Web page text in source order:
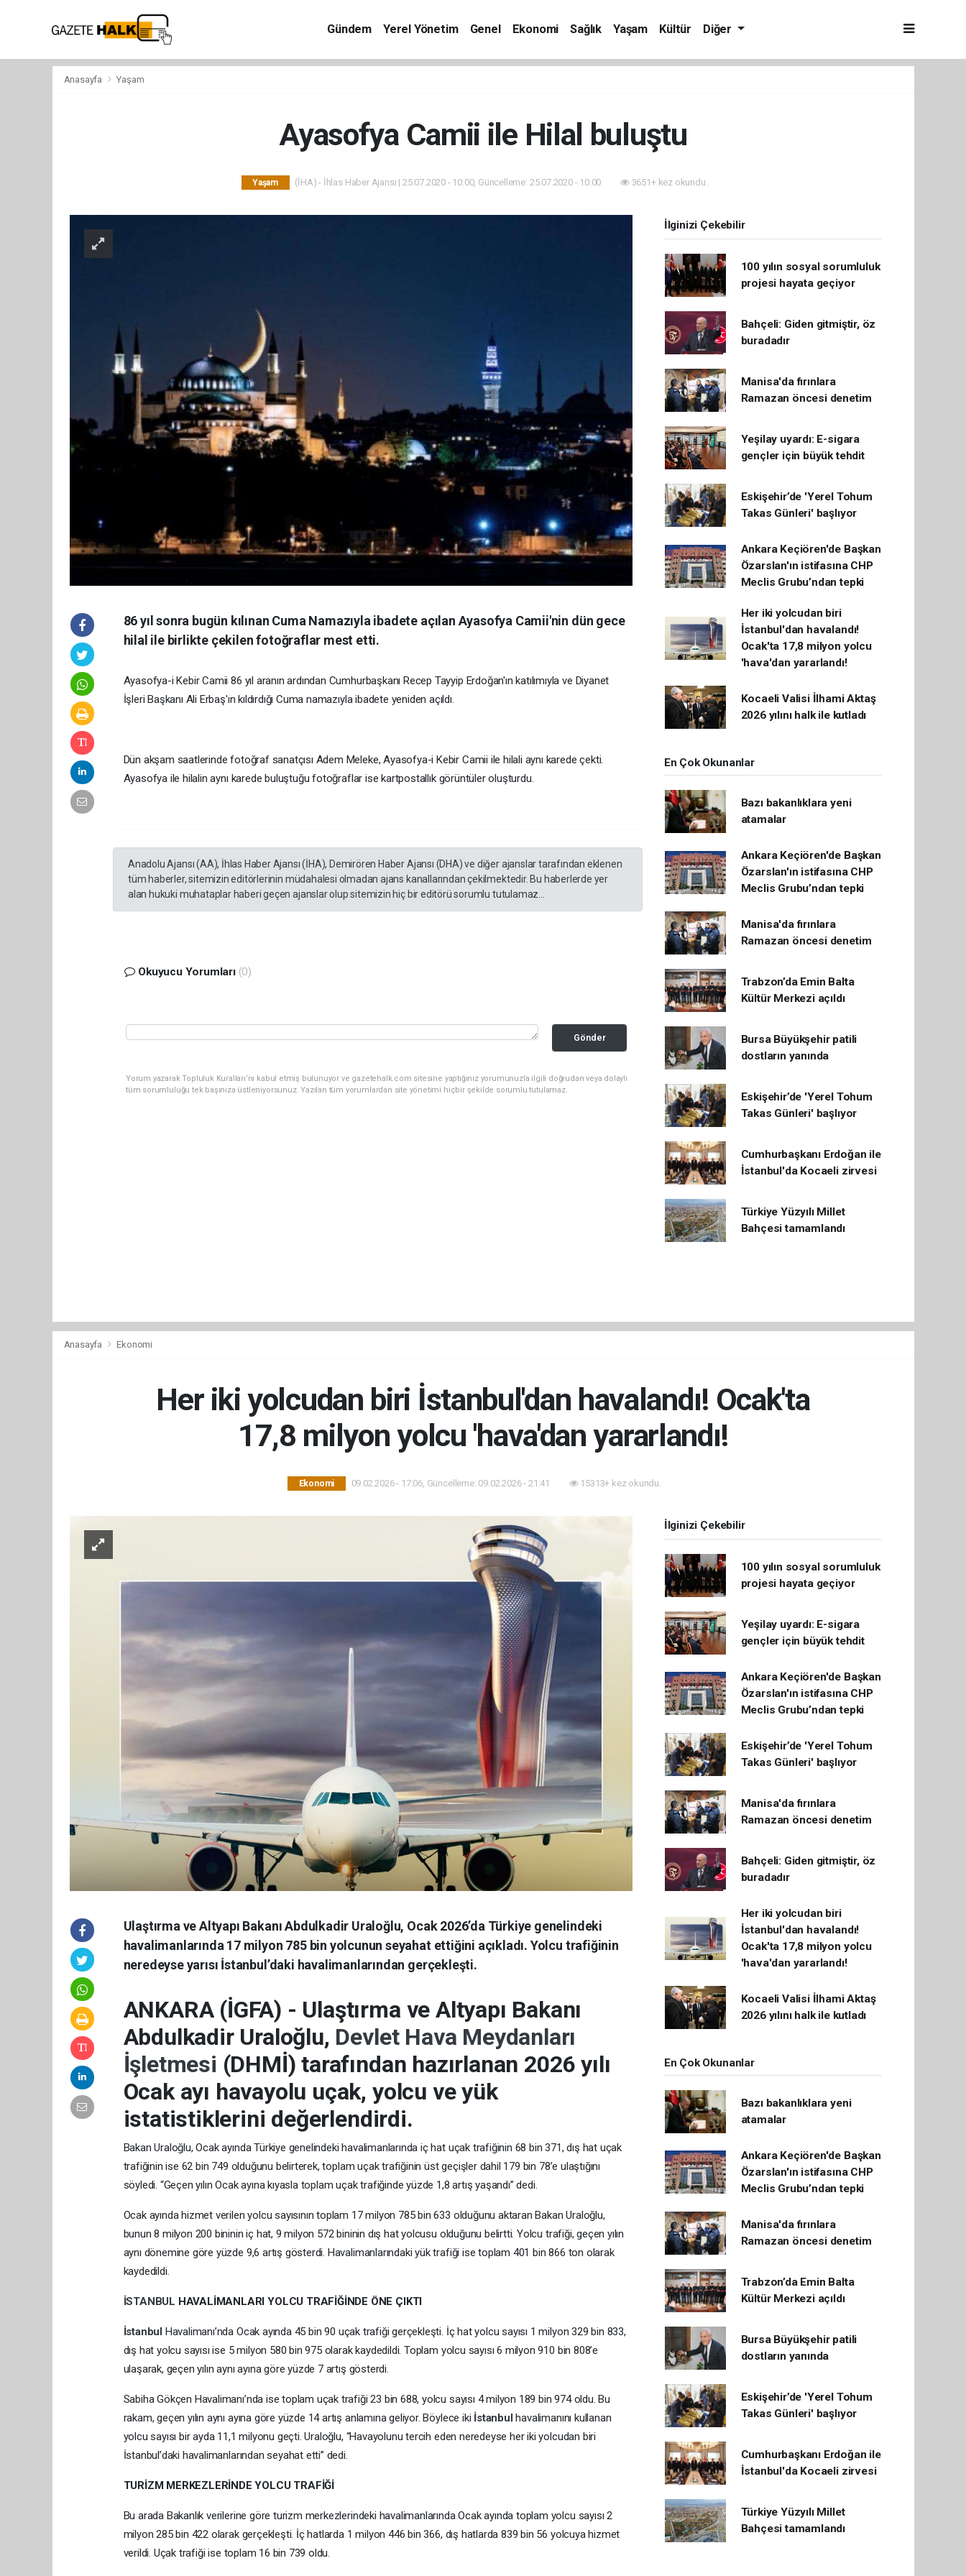
Gündem Yerel Yönetim Genel Ekonomi Sağlık Yaşam Kültür Diğer
Anasayfa Yaşam
Ayasofya Camii ile Hilal buluştu
Yaşam (İHA) - İhlas Haber Ajansı | 25.07.2020 - 10:00, Güncelleme: 25.07.2020 - 10:00 3651+ kez okundu.
86 yıl sonra bugün kılınan Cuma Namazıyla ibadete açılan Ayasofya Camii'nin dün gece
hilal ile birlikte çekilen fotoğraflar mest etti.
Ayasofya-i Kebir Camii 86 yıl aranın ardından Cumhurbaşkanı Recep Tayyip Erdoğan'ın katılımıyla ve Diyanet
İşleri Başkanı Ali Erbaş'ın kıldırdığı Cuma namazıyla ibadete yeniden açıldı.
Dün akşam saatlerinde fotoğraf sanatçısı Adem Meleke, Ayasofya-i Kebir Camii ile hilali aynı karede çekti.
Ayasofya ile hilalin aynı karede buluştuğu fotoğraflar ise kartpostallık görüntüler oluşturdu.
Anadolu Ajansı (AA), İhlas Haber Ajansı (İHA), Demirören Haber Ajansı (DHA) ve diğer ajanslar tarafından eklenen
tüm haberler, sitemizin editörlerinin müdahalesi olmadan ajans kanallarından çekilmektedir. Bu haberlerde yer
alan hukuki muhataplar haberi geçen ajanslar olup sitemizin hiç bir editörü sorumlu tutulamaz...
Okuyucu Yorumları (0)
Gönder
Yorum yazarak Topluluk Kuralları’nı kabul etmiş bulunuyor ve gazetehalk.com sitesine yaptığınız yorumunuzla ilgili doğrudan veya dolaylı
tüm sorumluluğu tek başınıza üstleniyorsunuz. Yazılan tüm yorumlardan site yönetimi hiçbir şekilde sorumlu tutulamaz.
İlginizi Çekebilir
100 yılın sosyal sorumluluk
projesi hayata geçiyor
Bahçeli: Giden gitmiştir, öz
buradadır
Manisa'da fırınlara
Ramazan öncesi denetim
Yeşilay uyardı: E-sigara
gençler için büyük tehdit
Eskişehir’de 'Yerel Tohum
Takas Günleri' başlıyor
Ankara Keçiören'de Başkan
Özarslan'ın istifasına CHP
Meclis Grubu’ndan tepki
Her iki yolcudan biri
İstanbul'dan havalandı!
Ocak'ta 17,8 milyon yolcu
'hava'dan yararlandı!
Kocaeli Valisi İlhami Aktaş
2026 yılını halk ile kutladı
En Çok Okunanlar
Bazı bakanlıklara yeni
atamalar
Ankara Keçiören'de Başkan
Özarslan'ın istifasına CHP
Meclis Grubu’ndan tepki
Manisa'da fırınlara
Ramazan öncesi denetim
Trabzon’da Emin Balta
Kültür Merkezi açıldı
Bursa Büyükşehir patili
dostların yanında
Eskişehir’de 'Yerel Tohum
Takas Günleri' başlıyor
Cumhurbaşkanı Erdoğan ile
İstanbul'da Kocaeli zirvesi
Türkiye Yüzyılı Millet
Bahçesi tamamlandı
Anasayfa Ekonomi
Her iki yolcudan biri İstanbul'dan havalandı! Ocak'ta
17,8 milyon yolcu 'hava'dan yararlandı!
Ekonomi 09.02.2026 - 17:06, Güncelleme: 09.02.2026 - 21:41 15313+ kez okundu.
Ulaştırma ve Altyapı Bakanı Abdulkadir Uraloğlu, Ocak 2026’da Türkiye genelindeki
havalimanlarında 17 milyon 785 bin yolcunun seyahat ettiğini açıkladı. Yolcu trafiğinin
neredeyse yarısı İstanbul’daki havalimanlarından gerçekleşti.
ANKARA (İGFA) - Ulaştırma ve Altyapı Bakanı
Abdulkadir Uraloğlu, Devlet Hava Meydanları
İşletmesi (DHMİ) tarafından hazırlanan 2026 yılı
Ocak ayı havayolu uçak, yolcu ve yük
istatistiklerini değerlendirdi.
Bakan Uraloğlu, Ocak ayında Türkiye genelindeki havalimanlarında iç hat uçak trafiğinin 68 bin 371, dış hat uçak
trafiğinin ise 62 bin 749 olduğunu belirterek, toplam uçak trafiğinin üst geçişler dahil 179 bin 78’e ulaştığını
söyledi. “Geçen yılın Ocak ayına kıyasla toplam uçak trafiğinde yüzde 1,8 artış yaşandı” dedi.
Ocak ayında hizmet verilen yolcu sayısının toplam 17 milyon 785 bin 633 olduğunu aktaran Bakan Uraloğlu,
bunun 8 milyon 200 bininin iç hat, 9 milyon 572 bininin dış hat yolcusu olduğunu belirtti. Yolcu trafiği, geçen yılın
aynı dönemine göre yüzde 9,6 artış gösterdi. Havalimanlarındaki yük trafiği ise toplam 401 bin 866 ton olarak
kaydedildi.
İSTANBUL HAVALİMANLARI YOLCU TRAFİĞİNDE ÖNE ÇIKTI
İstanbul Havalimanı’nda Ocak ayında 45 bin 90 uçak trafiği gerçekleşti. İç hat yolcu sayısı 1 milyon 329 bin 833,
dış hat yolcu sayısı ise 5 milyon 580 bin 975 olarak kaydedildi. Toplam yolcu sayısı 6 milyon 910 bin 808’e
ulaşarak, geçen yılın aynı ayına göre yüzde 7 artış gösterdi.
Sabiha Gökçen Havalimanı’nda ise toplam uçak trafiği 23 bin 688, yolcu sayısı 4 milyon 189 bin 974 oldu. Bu
rakam, geçen yılın aynı ayına göre yüzde 14 artış anlamına geliyor. Böylece iki İstanbulhavalimanını kullanan
yolcu sayısı bir ayda 11,1 milyonu geçti. Uraloğlu, “Havayolunu tercih eden neredeyse her iki yolcudan biri
İstanbul’daki havalimanlarından seyahat etti” dedi.
TURİZM MERKEZLERİNDE YOLCU TRAFİĞİ
Bu arada Bakanlık verilerine göre turizm merkezlerindeki havalimanlarında Ocak ayında toplam yolcu sayısı 2
milyon 285 bin 422 olarak gerçekleşti. İç hatlarda 1 milyon 446 bin 366, dış hatlarda 839 bin 56 yolcuya hizmet
verildi. Uçak trafiği ise toplam 16 bin 739 oldu.
İlginizi Çekebilir
100 yılın sosyal sorumluluk
projesi hayata geçiyor
Yeşilay uyardı: E-sigara
gençler için büyük tehdit
Ankara Keçiören'de Başkan
Özarslan'ın istifasına CHP
Meclis Grubu’ndan tepki
Eskişehir’de 'Yerel Tohum
Takas Günleri' başlıyor
Manisa'da fırınlara
Ramazan öncesi denetim
Bahçeli: Giden gitmiştir, öz
buradadır
Her iki yolcudan biri
İstanbul'dan havalandı!
Ocak'ta 17,8 milyon yolcu
'hava'dan yararlandı!
Kocaeli Valisi İlhami Aktaş
2026 yılını halk ile kutladı
En Çok Okunanlar
Bazı bakanlıklara yeni
atamalar
Ankara Keçiören'de Başkan
Özarslan'ın istifasına CHP
Meclis Grubu’ndan tepki
Manisa'da fırınlara
Ramazan öncesi denetim
Trabzon’da Emin Balta
Kültür Merkezi açıldı
Bursa Büyükşehir patili
dostların yanında
Eskişehir’de 'Yerel Tohum
Takas Günleri' başlıyor
Cumhurbaşkanı Erdoğan ile
İstanbul'da Kocaeli zirvesi
Türkiye Yüzyılı Millet
Bahçesi tamamlandı